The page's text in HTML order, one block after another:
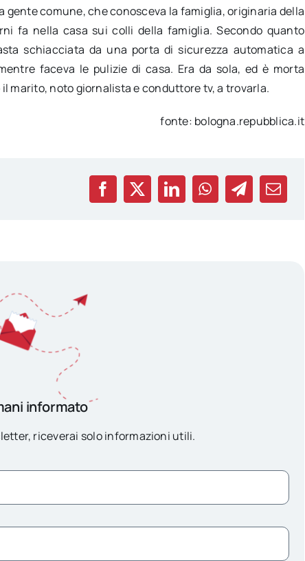
gente comune, che conosceva la famiglia, originaria della
fa nella casa sui colli della famiglia. Secondo quanto
schiacciata da una porta di sicurezza automatica a
faceva le pulizie di casa. Era da sola, ed è morta
marito, noto giornalista e conduttore tv, a trovarla.
fonte: bologna.repubblica.it
informato
riceverai solo informazioni utili.